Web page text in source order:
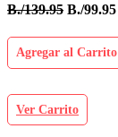
B./139.95 B./99.95
Agregar al Carrito
Ver Carrito